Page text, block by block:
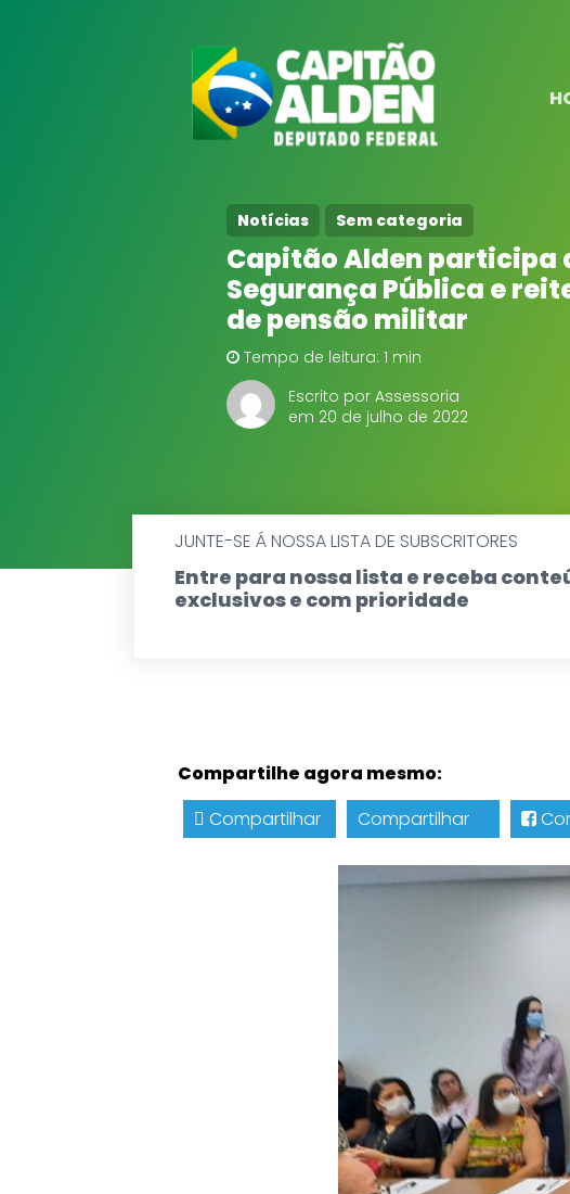
Notícias Sem categoria
Capitão Alden participa
Segurança Pública e
de pensão militar
Tempo de leitura: 1 min
Escrito por Assessoria
em 20 de julho de 2022
JUNTE-SE Á NOSSA LISTA DE SUBSCRITORES
Entre para nossa lista e receba
exclusivos e com prioridade
Compartilhe agora mesmo:
Compartilhar
Compartilhar